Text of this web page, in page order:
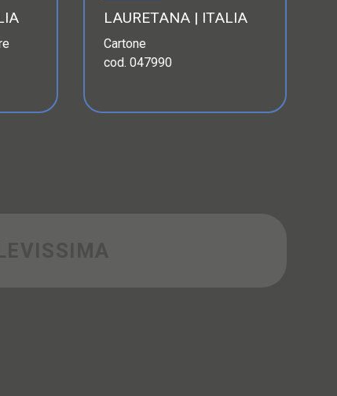
LAURETANA | ITALIA
Cartone
cod. 047990